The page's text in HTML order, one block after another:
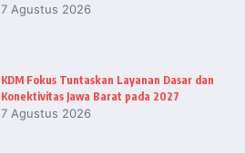
7 Agustus 2026
KDM Fokus Tuntaskan Layanan Dasar dan
Konektivitas Jawa Barat pada 2027
7 Agustus 2026